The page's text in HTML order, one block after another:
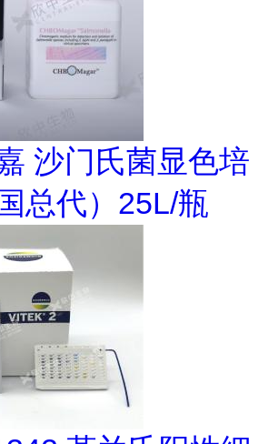
沙门氏菌显色培
总代）25L/瓶